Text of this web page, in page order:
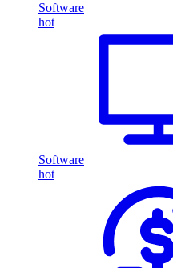
Software
hot
Software
hot